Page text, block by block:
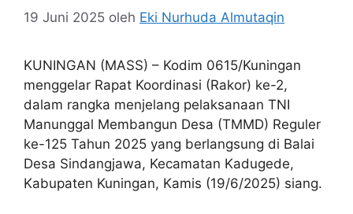
19 Juni 2025 oleh Eki Nurhuda Almutaqin
KUNINGAN (MASS) – Kodim 0615/Kuningan
menggelar Rapat Koordinasi (Rakor) ke-2,
dalam rangka menjelang pelaksanaan TNI
Manunggal Membangun Desa (TMMD) Reguler
ke-125 Tahun 2025 yang berlangsung di Balai
Desa Sindangjawa, Kecamatan Kadugede,
Kabupaten Kuningan, Kamis (19/6/2025) siang.